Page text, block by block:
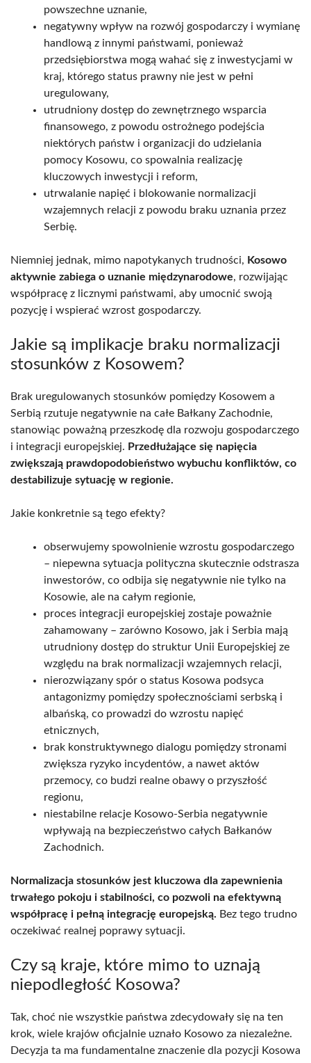
powszechne uznanie,
negatywny wpływ na rozwój gospodarczy i wymianę
handlową z innymi państwami, ponieważ
przedsiębiorstwa mogą wahać się z inwestycjami w
kraj, którego status prawny nie jest w pełni
uregulowany,
utrudniony dostęp do zewnętrznego wsparcia
finansowego, z powodu ostrożnego podejścia
niektórych państw i organizacji do udzielania
pomocy Kosowu, co spowalnia realizację
kluczowych inwestycji i reform,
utrwalanie napięć i blokowanie normalizacji
wzajemnych relacji z powodu braku uznania przez
Serbię.
Niemniej jednak, mimo napotykanych trudności, Kosowo
aktywnie zabiega o uznanie międzynarodowe, rozwijając
współpracę z licznymi państwami, aby umocnić swoją
pozycję i wspierać wzrost gospodarczy.
Jakie są implikacje braku normalizacji
stosunków z Kosowem?
Brak uregulowanych stosunków pomiędzy Kosowem a
Serbią rzutuje negatywnie na całe Bałkany Zachodnie,
stanowiąc poważną przeszkodę dla rozwoju gospodarczego
i integracji europejskiej. Przedłużające się napięcia
zwiększają prawdopodobieństwo wybuchu konfliktów, co
destabilizuje sytuację w regionie.
Jakie konkretnie są tego efekty?
obserwujemy spowolnienie wzrostu gospodarczego
– niepewna sytuacja polityczna skutecznie odstrasza
inwestorów, co odbija się negatywnie nie tylko na
Kosowie, ale na całym regionie,
proces integracji europejskiej zostaje poważnie
zahamowany – zarówno Kosowo, jak i Serbia mają
utrudniony dostęp do struktur Unii Europejskiej ze
względu na brak normalizacji wzajemnych relacji,
nierozwiązany spór o status Kosowa podsyca
antagonizmy pomiędzy społecznościami serbską i
albańską, co prowadzi do wzrostu napięć
etnicznych,
brak konstruktywnego dialogu pomiędzy stronami
zwiększa ryzyko incydentów, a nawet aktów
przemocy, co budzi realne obawy o przyszłość
regionu,
niestabilne relacje Kosowo-Serbia negatywnie
wpływają na bezpieczeństwo całych Bałkanów
Zachodnich.
Normalizacja stosunków jest kluczowa dla zapewnienia
trwałego pokoju i stabilności, co pozwoli na efektywną
współpracę i pełną integrację europejską. Bez tego trudno
oczekiwać realnej poprawy sytuacji.
Czy są kraje, które mimo to uznają
niepodległość Kosowa?
Tak, choć nie wszystkie państwa zdecydowały się na ten
krok, wiele krajów oficjalnie uznało Kosowo za niezależne.
Decyzja ta ma fundamentalne znaczenie dla pozycji Kosowa